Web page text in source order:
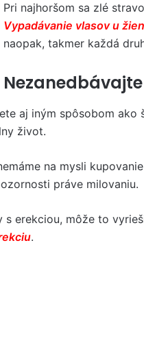
Pri najhoršom sa zlé
Vypadávanie vlasov u žien
naopak, takmer každá
aj iným spôsobom
život.
na mysli
práve milovaniu.
erekciou, môže to
.